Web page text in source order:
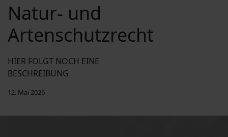
Natur- und
Artenschutzrecht
HIER FOLGT NOCH EINE
BESCHREIBUNG
12. Mai 2026